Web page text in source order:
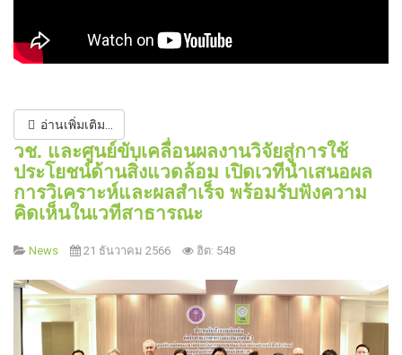
อ่านเพิ่มเติม...
วช. และศูนย์ขับเคลื่อนผลงานวิจัยสู่การใช้
ประโยชน์ด้านสิ่งแวดล้อม เปิดเวทีนำเสนอผล
การวิเคราะห์และผลสำเร็จ พร้อมรับฟังความ
คิดเห็นในเวทีสาธารณะ
News 21 ธันวาคม 2566 ฮิต: 548